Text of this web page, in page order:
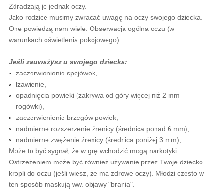
Zdradzają je jednak oczy.
Jako rodzice musimy zwracać uwagę na oczy swojego dziecka.
One powiedzą nam wiele. Obserwacja ogólna oczu (w
warunkach oświetlenia pokojowego).
Jeśli zauważysz u swojego dziecka:
zaczerwienienie spojówek,
łzawienie,
opadnięcia powieki (zakrywa od góry więcej niż 2 mm
rogówki),
zaczerwienienie brzegów powiek,
nadmierne rozszerzenie źrenicy (średnica ponad 6 mm),
nadmierne zwężenie źrenicy (średnica poniżej 3 mm),
Może to być sygnał, że w grę wchodzić mogą narkotyki.
Ostrzeżeniem może być również używanie przez Twoje dziecko
kropli do oczu (jeśli wiesz, że ma zdrowe oczy). Młodzi często w
ten sposób maskują ww. objawy "brania".